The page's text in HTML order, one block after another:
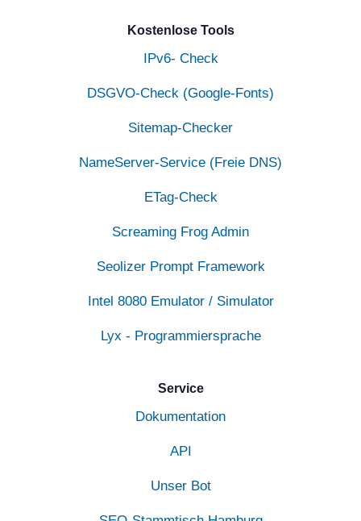
Kostenlose Tools
IPv6- Check
DSGVO-Check (Google-Fonts)
Sitemap-Checker
NameServer-Service (Freie DNS)
ETag-Check
Screaming Frog Admin
Seolizer Prompt Framework
Intel 8080 Emulator / Simulator
Lyx - Programmiersprache
Service
Dokumentation
API
Unser Bot